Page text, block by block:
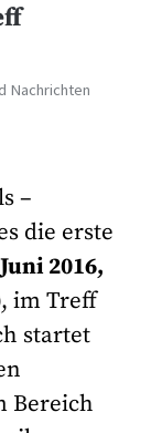
Nachrichten
–
die erste
2016,
im Treff
startet
Bereich